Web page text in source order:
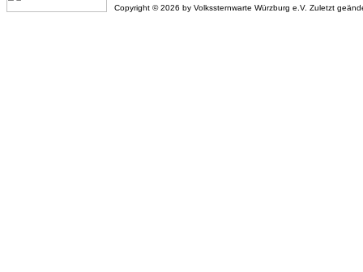
Copyright © 2026 by Volkssternwarte Würzburg e.V. Zuletzt